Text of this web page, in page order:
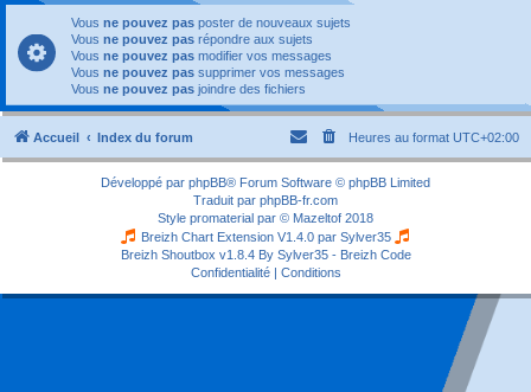
Vous ne pouvez pas poster de nouveaux sujets
Vous ne pouvez pas répondre aux sujets
Vous ne pouvez pas modifier vos messages
Vous ne pouvez pas supprimer vos messages
Vous ne pouvez pas joindre des fichiers
Accueil Index du forum Heures au format UTC+02:00
Développé par phpBB® Forum Software © phpBB Limited
Traduit par phpBB-fr.com
Style promaterial par © Mazeltof 2018
Breizh Chart Extension V1.4.0 par Sylver35
Breizh Shoutbox v1.8.4 By Sylver35 - Breizh Code
Confidentialité| Conditions